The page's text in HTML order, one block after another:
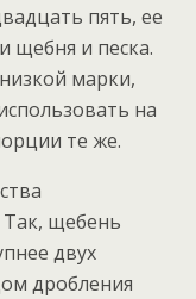
пять, ее
щебня и песка.
марки,
на
те же.
щебень
двух
дробления